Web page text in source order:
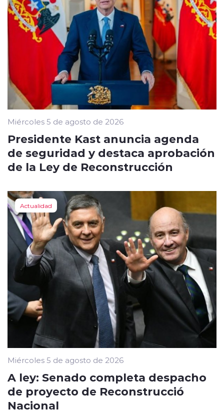
Miércoles 5 de agosto de 2026
Presidente Kast anuncia agenda
de seguridad y destaca aprobación
de la Ley de Reconstrucción
Actualidad
Miércoles 5 de agosto de 2026
A ley: Senado completa despacho
de proyecto de Reconstrucció
Nacional